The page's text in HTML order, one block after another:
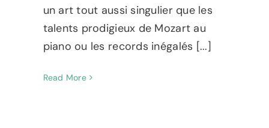
un art tout aussi singulier que les
talents prodigieux de Mozart au
piano ou les records inégalés [...]
Read More